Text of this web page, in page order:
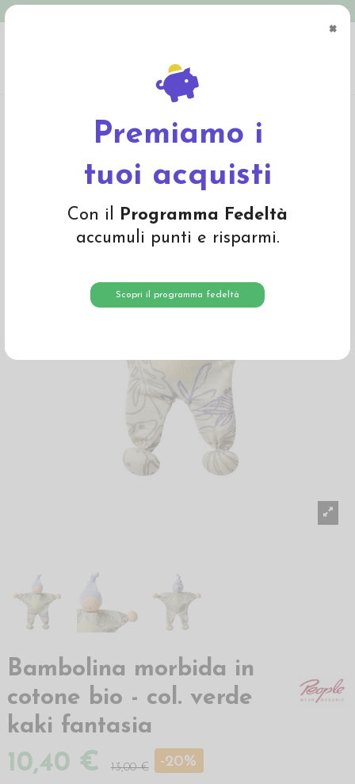
×
Premiamo i
tuoi acquisti
Con il Programma Fedeltà
accumuli punti e risparmi.
Scopri il programma fedeltà
Bambolina morbida in cotone bio - col. verde kaki fantasia
Bambolina morbida in
cotone bio - col. verde
kaki fantasia
10,40 € 13,00 € -20%